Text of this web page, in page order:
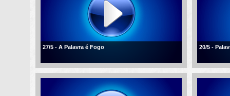
27/5 - A Palavra é Fogo 20/5 -